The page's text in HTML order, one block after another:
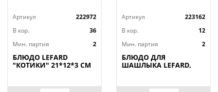
Артикул
222972
В кор.
36
Мин. партия
2
БЛЮДО LEFARD
"КОТИКИ" 21*12*3 СМ
Артикул
223162
В кор.
12
Мин. партия
2
БЛЮДО ДЛЯ
ШАШЛЫКА LEFARD,